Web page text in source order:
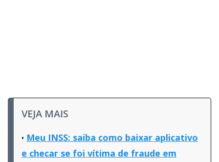
VEJA MAIS
Meu INSS: saiba como baixar aplicativo
e checar se foi vítima de fraude em